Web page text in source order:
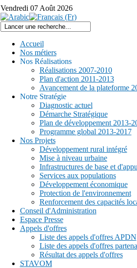
Vendredi 07 Août 2026
Accueil
Nos métiers
Nos Réalisations
Réalisations 2007-2010
Plan d'action 2011-2013
Avancement de la plateforme
Notre Stratégie
Diagnostic actuel
Démarche Stratégique
Plan de développement 2013-
Programme global 2013-2017
Nos Projets
Développement rural intégré
Mise à niveau urbaine
Infrastructures de base et
Services aux populations
Développement économique
Protection de l'environnement
Renforcement des capacités
Conseil d'Administration
Espace Presse
Appels d'offres
Liste des appels d'offres APDN
Liste des appels d'offres
Résultat des appels d'offres
STAVOM